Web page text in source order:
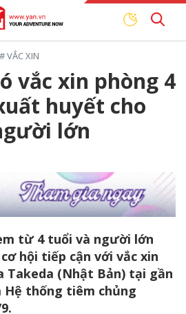
#VẮC XIN
vắc xin phòng 4
huyết cho
lớn
từ 4 tuổi và người lớn
hội tiếp cận với vắc xin
Takeda (Nhật Bản) tại gần
Hệ thống tiêm chủng